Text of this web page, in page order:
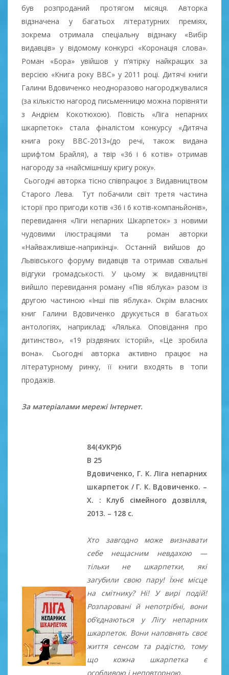
був розпроданий протягом місяця. Авторка
відзначена у багатьох літературних преміях,
зокрема отримала спеціальну відзнаку «Вибір
видавців» у відомому конкурсі «Коронація слова».
Роман «Бора» увійшов у п’ятірку найкращих за
версією «Книга року BBC» у 2011 році. Дитячі книги
Галини Вдовиченко неодноразово нагороджувалися
(за кількістю нагород письменницю можна порівняти
з Андрієм Кокотюхою). Повість «Ліга непарних
шкарпеток» стала фіналістом конкурсу «Дитяча
книга року BBC-2013»(до речі, також видана
шрифтом Брайля), а твір «36 і 6 котів» отримав
нагороду за «найсмішнішу кригу року».
Сьогодні авторка тісно співпрацює з Видавництвом
Старого Лева. Тут побачили світ третя частина
історії про пригоди котів «36 і 6 котів-компаньйонів»,
перевидання «Ліги непарних Шкарпеток» з новими
чудовими ілюстраціями та роман авторки
«Найважливіше-наприкінці». Останній вийшов до
Львівського форуму видавців та отримав схвальні
відгуки громадськості. У цьому ж видавництві
вийшло перевидання роману «Пів яблука» разом із
другою частиною «Інші пів яблука». Окрім власних
книг Галини Вдовиченко друкується в багатьох
антологіях, наприклад: «Лялька. Оповідання про
дитинство», «19 різдвяних історій», «Це зробила
вона». Сьогодні авторка активно працює на
літературному ринку, її книги входять в топи
продажів.
За матеріалами мережі Інтернет.
84(4УКР)6
В 25
Вдовиченко, Г. К. Ліга непарних
шкарпеток / Г. К. Вдовиченко. –
Х. : Клуб сімейного дозвілля,
2013. – 128 c.
Хто завгодно може визнавати
себе нещасним невдахою —
тільки не шкарпетки, які
загубили свою пару! Їхнє місце
на смітнику? Ні! У вирі подій!
Розпаровані й непотрібні, вони
об’єднаються у Лігу непарних
шкарпеток. Вони наповнять своє
життя сенсом та радістю, тому
що кожна шкарпетка є
особливою і не­пов­тор­ною.